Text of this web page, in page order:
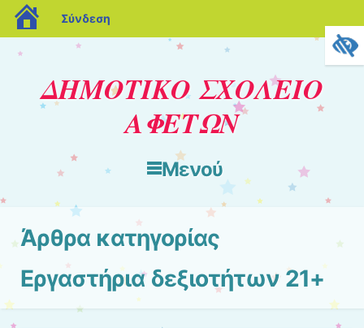
blogs.sch.gr
Σύνδεση
ΔΗΜΟΤΙΚΟ ΣΧΟΛΕΙΟ
ΑΦΕΤΩΝ
Μενού
Μετάβαση στο περιεχόμενο
Άρθρα κατηγορίας
Εργαστήρια δεξιοτήτων 21+